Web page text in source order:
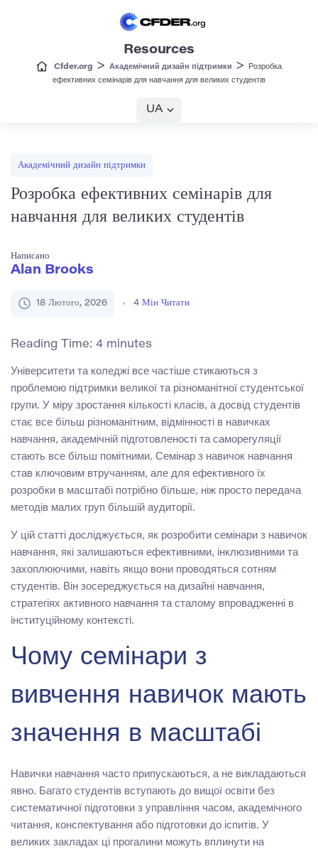
Resources
Cfder.org > Академічний дизайн підтримки >
Розробка
ефективних семінарів для навчання для великих студентів
UA
Академічний дизайн підтримки
Розробка ефективних семінарів для
навчання для великих студентів
Написано
Alan Brooks
18 Лютого, 2026 4 Мін Читати
Reading Time: 4 minutes
Університети та коледжі все частіше стикаються з
проблемою підтримки великої та різноманітної студентської
групи. У міру зростання кількості класів, а досвід студентів
стає все більш різноманітним, відмінності в навичках
навчання, академічній підготовленості та саморегуляції
стають все більш помітними. Семінар з навичок навчання
став ключовим втручанням, але для ефективного їх
розробки в масштабі потрібно більше, ніж просто передача
методів малих груп більшій аудиторії.
У цій статті досліджується, як розробити семінари з навичок
навчання, які залишаються ефективними, інклюзивними та
захоплюючими, навіть якщо вони проводяться сотням
студентів. Він зосереджується на дизайні навчання,
стратегіях активного навчання та сталому впровадженні в
інституційному контексті.
Чому семінари з
вивчення навичок мають
значення в масштабі
Навички навчання часто припускаються, а не викладаються
явно. Багато студентів вступають до вищої освіти без
систематичної підготовки з управління часом, академічного
читання, конспектування або підготовки до іспитів. У
великих закладах ці прогалини можуть вплинути на